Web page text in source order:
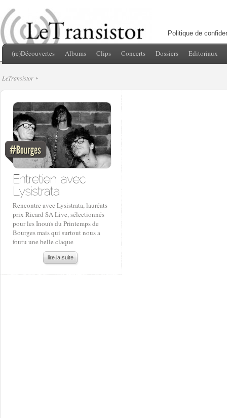
Politique de
(re)Découvertes Albums Clips Concerts Dossiers Editoriaux
LeTransistor
Rencontre avec Lysistrata, lauréats
prix Ricard SA Live, sélectionnés
pour les Inouïs du Printemps de
Bourges mais qui surtout nous a
foutu une belle claque
lire la suite